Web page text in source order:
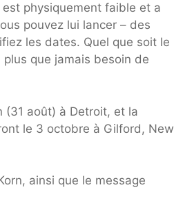
physiquement faible et a
pouvez lui lancer – des
les dates. Quel que soit le
plus que jamais besoin de
(31 août) à Detroit, et la
le 3 octobre à Gilford, New
ainsi que le message